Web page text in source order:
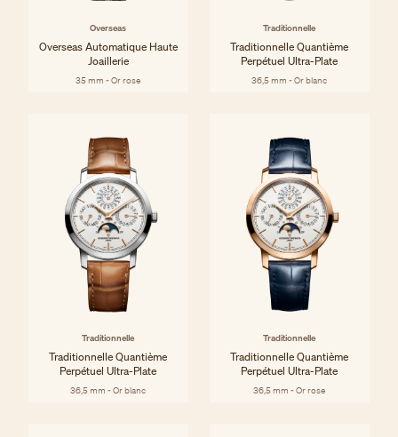
Overseas
Overseas Automatique Haute
Joaillerie
35 mm - Or rose
Traditionnelle
Traditionnelle Quantième
Perpétuel Ultra-Plate
36,5 mm - Or blanc
Traditionnelle
Traditionnelle Quantième
Perpétuel Ultra-Plate
36,5 mm - Or blanc
Traditionnelle
Traditionnelle Quantième
Perpétuel Ultra-Plate
36,5 mm - Or rose